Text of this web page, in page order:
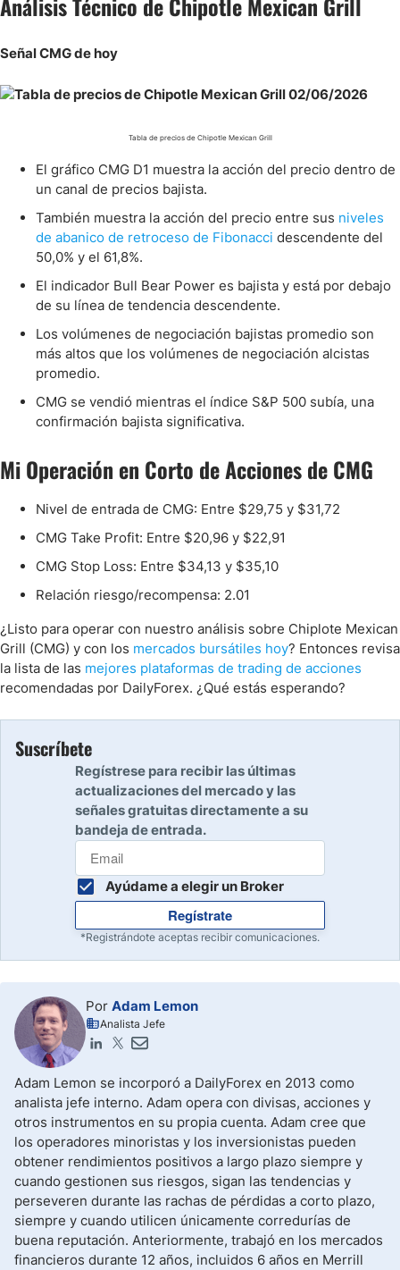
Señal CMG de hoy
Tabla de precios de Chipotle Mexican Grill
El gráfico CMG D1 muestra la acción del precio dentro de
un canal de precios bajista.
También muestra la acción del precio entre sus niveles
de abanico de retroceso de Fibonacci descendente del
50,0% y el 61,8%.
El indicador Bull Bear Power es bajista y está por debajo
de su línea de tendencia descendente.
Los volúmenes de negociación bajistas promedio son
más altos que los volúmenes de negociación alcistas
promedio.
CMG se vendió mientras el índice S&P 500 subía, una
confirmación bajista significativa.
Mi Operación en Corto de Acciones de CMG
Nivel de entrada de CMG: Entre $29,75 y $31,72
CMG Take Profit: Entre $20,96 y $22,91
CMG Stop Loss: Entre $34,13 y $35,10
Relación riesgo/recompensa: 2.01
¿Listo para operar con nuestro análisis sobre Chiplote Mexican
Grill (CMG) y con los mercados bursátiles hoy? Entonces revisa
la lista de las mejores plataformas de trading de acciones
recomendadas por DailyForex. ¿Qué estás esperando?
Suscríbete
Regístrese para recibir las últimas
actualizaciones del mercado y las
señales gratuitas directamente a su
bandeja de entrada.
Ayúdame a elegir un Broker
Regístrate
*Registrándote aceptas recibir comunicaciones.
Por Adam Lemon
Analista Jefe
Adam Lemon se incorporó a DailyForex en 2013 como
analista jefe interno. Adam opera con divisas, acciones y
otros instrumentos en su propia cuenta. Adam cree que
los operadores minoristas y los inversionistas pueden
obtener rendimientos positivos a largo plazo siempre y
cuando gestionen sus riesgos, sigan las tendencias y
perseveren durante las rachas de pérdidas a corto plazo,
siempre y cuando utilicen únicamente corredurías de
buena reputación. Anteriormente, trabajó en los mercados
financieros durante 12 años, incluidos 6 años en Merrill